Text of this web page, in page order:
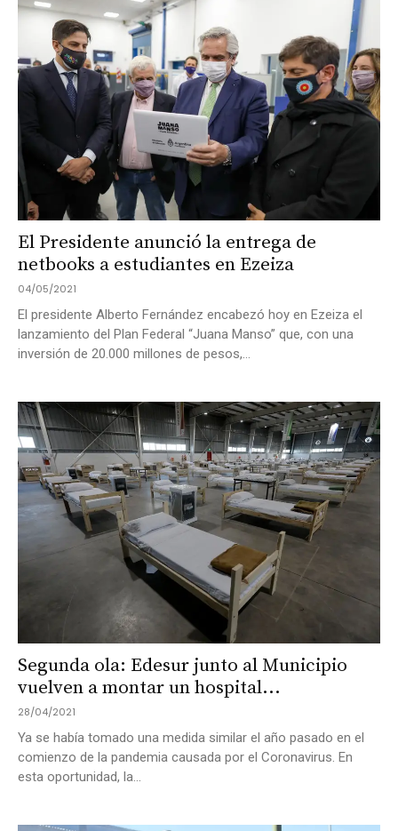
El Presidente anunció la entrega de
netbooks a estudiantes en Ezeiza
04/05/2021
El presidente Alberto Fernández encabezó hoy en Ezeiza el
lanzamiento del Plan Federal “Juana Manso” que, con una
inversión de 20.000 millones de pesos,...
Segunda ola: Edesur junto al Municipio
vuelven a montar un hospital...
28/04/2021
Ya se había tomado una medida similar el año pasado en el
comienzo de la pandemia causada por el Coronavirus. En
esta oportunidad, la...